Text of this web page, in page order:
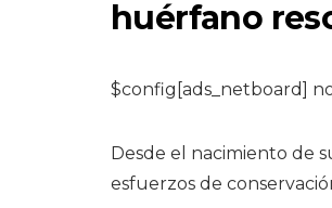
huérfano
$config[ads_netboard]
Desde el nacimiento de
esfuerzos de